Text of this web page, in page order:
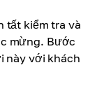
tất kiểm tra và
mừng. Bước
này với khách